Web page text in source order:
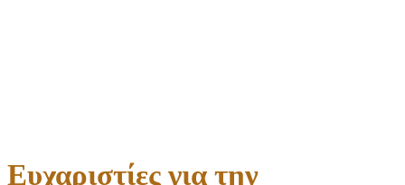
Ευχαριστίες για την